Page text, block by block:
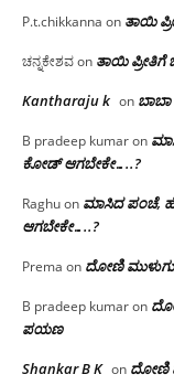
P.t.chikkanna on ತಾಯಿ
ಚನ್ನಕೇಶವon ತಾಯಿ ಪ್ರೀತಿಗೆ
Kantharaju k on
B pradeep kumaron
ಕೋಡ್ ಆಗಬೇಕೇ…..?‌
Raghuon ಮಾಸಿದ ಪಂಚೆ,
ಆಗಬೇಕೇ…..?‌
Prema on ದೋಣಿ
B pradeep kumaron
ಪಯಣ
Shankar B K on ದೋಣಿ